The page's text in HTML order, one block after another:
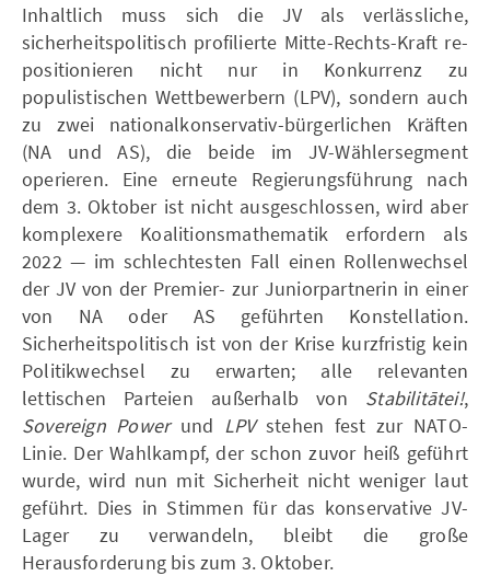
Inhaltlich muss sich die JV als verlässliche,
sicherheitspolitisch profilierte Mitte-Rechts-Kraft re-
positionieren nicht nur in Konkurrenz zu
populistischen Wettbewerbern (LPV), sondern auch
zu zwei nationalkonservativ-bürgerlichen Kräften
(NA und AS), die beide im JV-Wählersegment
operieren. Eine erneute Regierungsführung nach
dem 3. Oktober ist nicht ausgeschlossen, wird aber
komplexere Koalitionsmathematik erfordern als
2022 — im schlechtesten Fall einen Rollenwechsel
der JV von der Premier- zur Juniorpartnerin in einer
von NA oder AS geführten Konstellation.
Sicherheitspolitisch ist von der Krise kurzfristig kein
Politikwechsel zu erwarten; alle relevanten
lettischen Parteien außerhalb von Stabilitātei!,
Sovereign Powerund LPVstehen fest zur NATO-
Linie. Der Wahlkampf, der schon zuvor heiß geführt
wurde, wird nun mit Sicherheit nicht weniger laut
geführt. Dies in Stimmen für das konservative JV-
Lager zu verwandeln, bleibt die große
Herausforderung bis zum 3. Oktober.